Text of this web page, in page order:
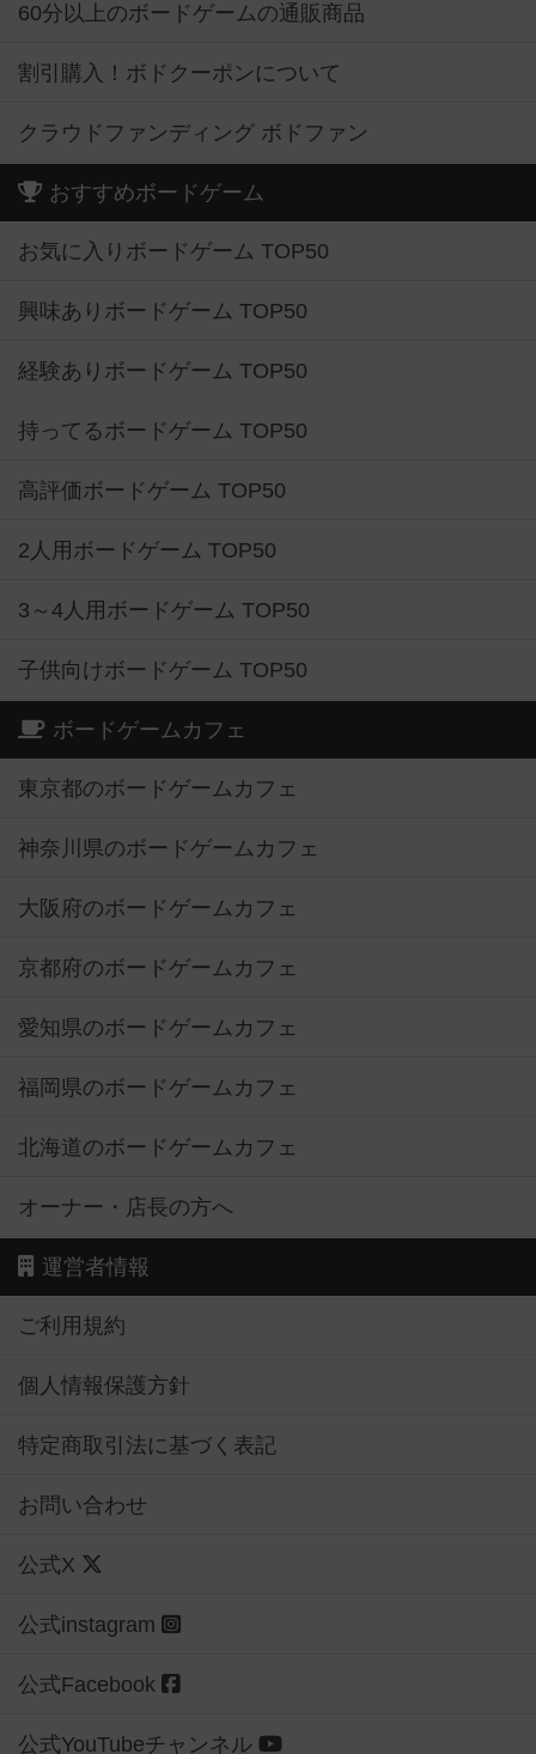
60分以上のボードゲームの通販商品
割引購入！ボドクーポンについて
クラウドファンディング ボドファン
おすすめボードゲーム
お気に入りボードゲーム TOP50
興味ありボードゲーム TOP50
経験ありボードゲーム TOP50
持ってるボードゲーム TOP50
高評価ボードゲーム TOP50
2人用ボードゲーム TOP50
3～4人用ボードゲーム TOP50
子供向けボードゲーム TOP50
ボードゲームカフェ
東京都のボードゲームカフェ
神奈川県のボードゲームカフェ
大阪府のボードゲームカフェ
京都府のボードゲームカフェ
愛知県のボードゲームカフェ
福岡県のボードゲームカフェ
北海道のボードゲームカフェ
オーナー・店長の方へ
運営者情報
ご利用規約
個人情報保護方針
特定商取引法に基づく表記
お問い合わせ
公式X
公式instagram
公式Facebook
公式YouTubeチャンネル